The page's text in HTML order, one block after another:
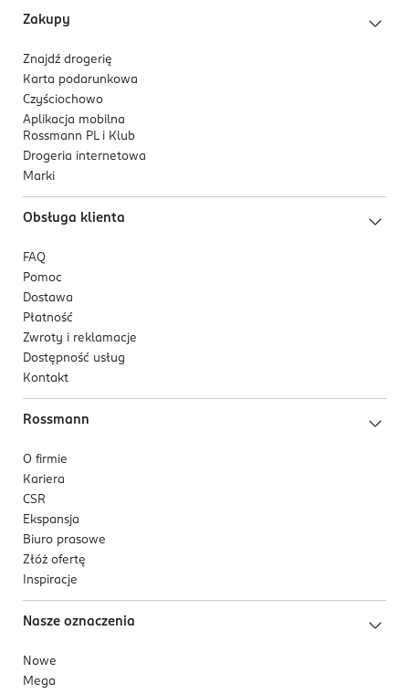
Zakupy
Znajdź drogerię
Karta podarunkowa
Czyściochowo
Aplikacja mobilna
Rossmann PL i Klub
Drogeria internetowa
Marki
Obsługa klienta
FAQ
Pomoc
Dostawa
Płatność
Zwroty i reklamacje
Dostępność usług
Kontakt
Rossmann
O firmie
Kariera
CSR
Ekspansja
Biuro prasowe
Złóż ofertę
Inspiracje
Nasze oznaczenia
Nowe
Mega